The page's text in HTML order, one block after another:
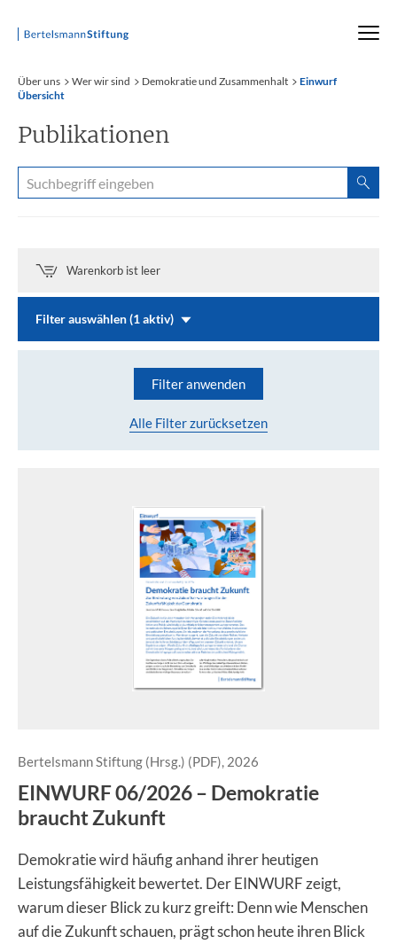
Startseite
Über uns Wer wir sind Demokratie und Zusammenhalt
Einwurf
Übersicht
Publikationen
Warenkorb ist leer
Filter auswählen (1 aktiv)
Filter anwenden
Alle Filter zurücksetzen
Bertelsmann Stiftung (Hrsg.) (PDF), 2026
EINWURF 06/2026 – Demokratie
braucht Zukunft
Demokratie wird häufig anhand ihrer heutigen
Leistungsfähigkeit bewertet. Der EINWURF zeigt,
warum dieser Blick zu kurz greift: Denn wie Menschen
auf die Zukunft schauen, prägt schon heute ihren Blick